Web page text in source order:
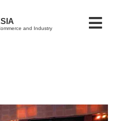
and Industry